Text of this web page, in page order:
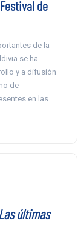
de
de la
se ha
y a difusión
de
en las
Las últimas